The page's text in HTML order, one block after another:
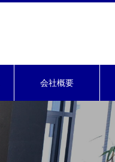
会社概要